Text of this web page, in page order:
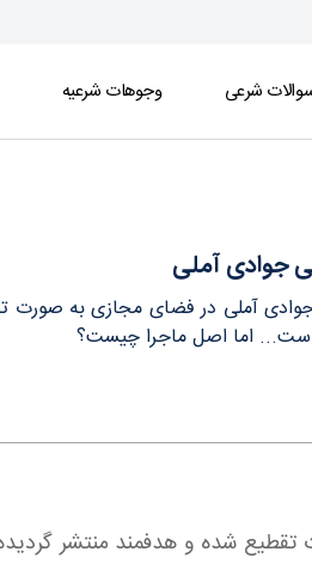
شرعی وجوهات شرعیه
جوادی آملی
جوادی آملی در فضای مجازی به
اما اصل ماجرا چیست؟
تقطیع شده و هدفمند منتشر